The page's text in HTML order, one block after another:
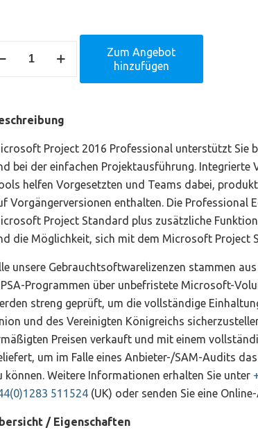
Zum Angebot
hinzufügen
Project 2016 Professional unterstützt Sie
bei der einfachen Projektausführung. Integrierte
helfen Vorgesetzten und Teams dabei,
Vorgängerversionen enthalten. Die Professional
Project Standard plus zusätzliche
die Möglichkeit, sich mit dem Microsoft Project
unsere Gebrauchtsoftwarelizenzen stammen
Programmen über unbefristete Microsoft-
streng geprüft, um die vollständige
und des Vereinigten Königreichs
Preisen verkauft und mit einem
um im Falle eines Anbieter-/SAM-Audits
können. Weitere Informationen erhalten Sie unter
511524 (UK) oder senden Sie eine
/ Eigenschaften